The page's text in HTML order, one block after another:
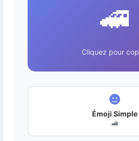
🚄
Cliquez pour
Émoji Simple
🚄